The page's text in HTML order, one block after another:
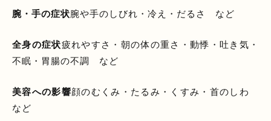
腕・手の症状腕や手のしびれ・冷え・だるさ など
全身の症状疲れやすさ・朝の体の重さ・動悸・吐き気・
不眠・胃腸の不調 など
美容への影響顔のむくみ・たるみ・くすみ・首のしわ
など